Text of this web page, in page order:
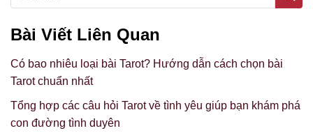
Bài Viết Liên Quan
Có bao nhiêu loại bài Tarot? Hướng dẫn cách chọn bài
Tarot chuẩn nhất
Tổng hợp các câu hỏi Tarot về tình yêu giúp bạn khám phá
con đường tình duyên